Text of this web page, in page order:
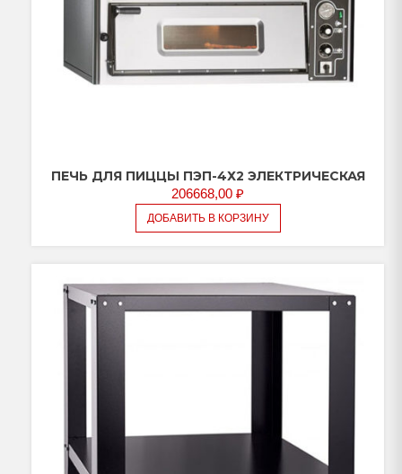
ПЕЧЬ ДЛЯ ПИЦЦЫ ПЭП-4Х2 ЭЛЕКТРИЧЕСКАЯ
206668,00 ₽
ДОБАВИТЬ В КОРЗИНУ